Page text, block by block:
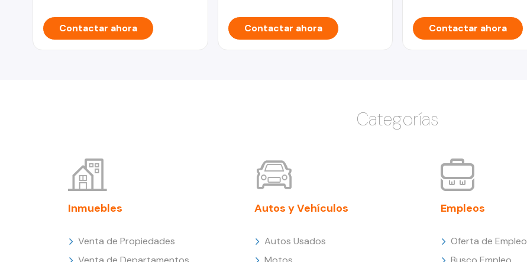
Contactar ahora Contactar ahora Contactar ahora
Categorías
Inmuebles
Venta de Propiedades
Autos y Vehículos
Autos Usados
Empleos
Oferta de Empleo